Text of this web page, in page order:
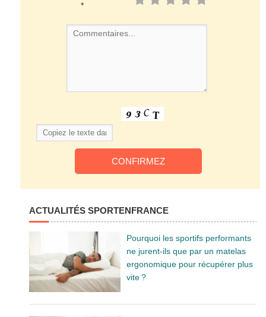
*
ACTUALITÉS SPORTENFRANCE
Pourquoi les sportifs performants
ne jurent-ils que par un matelas
ergonomique pour récupérer plus
vite ?